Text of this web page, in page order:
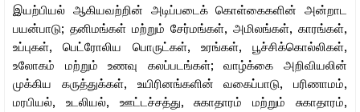
இயற்பியல் ஆகியவற்றின் அடிப்படைக் கொள்கைகளின் அன்றாட
பயன்பாடு; தனிமங்கள் மற்றும் சேர்மங்கள், அமிலங்கள், காரங்கள்,
உப்புகள், பெட்ரோலிய பொருட்கள், உரங்கள், பூச்சிக்கொல்லிகள்,
உலோகம் மற்றும் உணவு கலப்படங்கள்; வாழ்க்கை அறிவியலின்
முக்கிய கருத்துக்கள், உயிரினங்களின் வகைப்பாடு, பரிணாமம்,
மரபியல், உடலியல், ஊட்டச்சத்து, சுகாதாரம் மற்றும் சுகாதாரம்,